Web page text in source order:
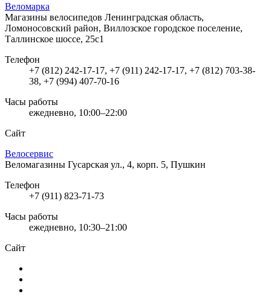
Веломарка
Магазины велосипедов Ленинградская область,
Ломоносовский район, Виллозское городское поселение,
Таллинское шоссе, 25с1
Телефон
+7 (812) 242-17-17, +7 (911) 242-17-17, +7 (812) 703-38-
38, +7 (994) 407-70-16
Часы работы
ежедневно, 10:00–22:00
Сайт
Велосервис
Веломагазины Гусарская ул., 4, корп. 5, Пушкин
Телефон
+7 (911) 823-71-73
Часы работы
ежедневно, 10:30–21:00
Сайт